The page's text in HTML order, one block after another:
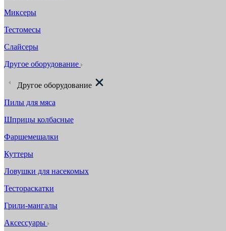
Миксеры
Тестомесы
Слайсеры
Другое оборудование
Другое оборудование
Пилы для мяса
Шприцы колбасные
Фаршемешалки
Куттеры
Ловушки для насекомых
Тестораскатки
Грили-мангалы
Аксессуары